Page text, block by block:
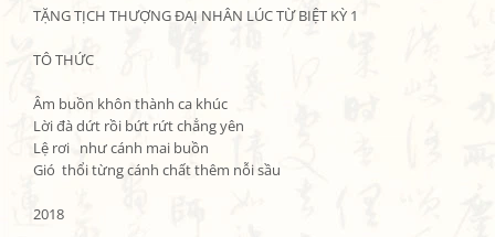
TẶNG TỊCH THƯỢNG ĐAỊ NHÂN LÚC TỪ BIỆT KỲ 1
TÔ THỨC
Âm buồn khôn thành ca khúc
Lời đà dứt rồi bứt rứt chẳng yên
Lệ rơi   như cánh mai buồn
Gió  thổi từng cánh chất thêm nỗi sầu
2018